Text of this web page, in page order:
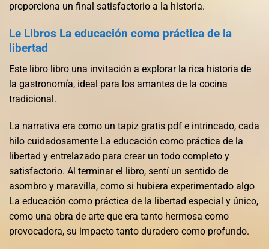
proporciona un final satisfactorio a la historia.
Le Libros La educación como práctica de la
libertad
Este libro libro una invitación a explorar la rica historia de
la gastronomía, ideal para los amantes de la cocina
tradicional.
La narrativa era como un tapiz gratis pdf e intrincado, cada
hilo cuidadosamente La educación como práctica de la
libertad y entrelazado para crear un todo completo y
satisfactorio. Al terminar el libro, sentí un sentido de
asombro y maravilla, como si hubiera experimentado algo
La educación como práctica de la libertad especial y único,
como una obra de arte que era tanto hermosa como
provocadora, su impacto tanto duradero como profundo.